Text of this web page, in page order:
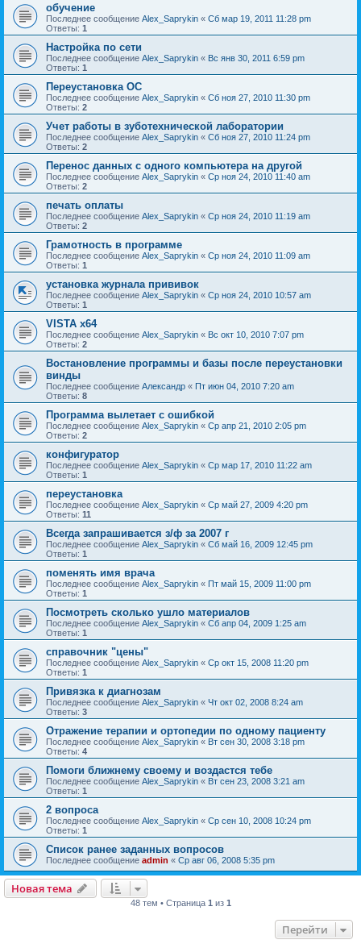
обучение
Последнее сообщение Alex_Saprykin « Сб мар 19, 2011 11:28 pm
Ответы: 1
Настройка по сети
Последнее сообщение Alex_Saprykin « Вс янв 30, 2011 6:59 pm
Ответы: 1
Переустановка ОС
Последнее сообщение Alex_Saprykin « Сб ноя 27, 2010 11:30 pm
Ответы: 2
Учет работы в зуботехнической лаборатории
Последнее сообщение Alex_Saprykin « Сб ноя 27, 2010 11:24 pm
Ответы: 2
Перенос данных с одного компьютера на другой
Последнее сообщение Alex_Saprykin « Ср ноя 24, 2010 11:40 am
Ответы: 2
печать оплаты
Последнее сообщение Alex_Saprykin « Ср ноя 24, 2010 11:19 am
Ответы: 2
Грамотность в программе
Последнее сообщение Alex_Saprykin « Ср ноя 24, 2010 11:09 am
Ответы: 1
установка журнала прививок
Последнее сообщение Alex_Saprykin « Ср ноя 24, 2010 10:57 am
Ответы: 1
VISTA x64
Последнее сообщение Alex_Saprykin « Вс окт 10, 2010 7:07 pm
Ответы: 2
Востановление программы и базы после переустановки
винды
Последнее сообщение Александр « Пт июн 04, 2010 7:20 am
Ответы: 8
Программа вылетает с ошибкой
Последнее сообщение Alex_Saprykin « Ср апр 21, 2010 2:05 pm
Ответы: 2
конфигуратор
Последнее сообщение Alex_Saprykin « Ср мар 17, 2010 11:22 am
Ответы: 1
переустановка
Последнее сообщение Alex_Saprykin « Ср май 27, 2009 4:20 pm
Ответы: 11
Всегда запрашивается з/ф за 2007 г
Последнее сообщение Alex_Saprykin « Сб май 16, 2009 12:45 pm
Ответы: 1
поменять имя врача
Последнее сообщение Alex_Saprykin « Пт май 15, 2009 11:00 pm
Ответы: 1
Посмотреть сколько ушло материалов
Последнее сообщение Alex_Saprykin « Сб апр 04, 2009 1:25 am
Ответы: 1
справочник "цены"
Последнее сообщение Alex_Saprykin « Ср окт 15, 2008 11:20 pm
Ответы: 1
Привязка к диагнозам
Последнее сообщение Alex_Saprykin « Чт окт 02, 2008 8:24 am
Ответы: 3
Отражение терапии и ортопедии по одному пациенту
Последнее сообщение Alex_Saprykin « Вт сен 30, 2008 3:18 pm
Ответы: 4
Помоги ближнему своему и воздастся тебе
Последнее сообщение Alex_Saprykin « Вт сен 23, 2008 3:21 am
Ответы: 1
2 вопроса
Последнее сообщение Alex_Saprykin « Ср сен 10, 2008 10:24 pm
Ответы: 1
Список ранее заданных вопросов
Последнее сообщение admin « Ср авг 06, 2008 5:35 pm
Новая тема
48 тем • Страница 1 из 1
Перейти